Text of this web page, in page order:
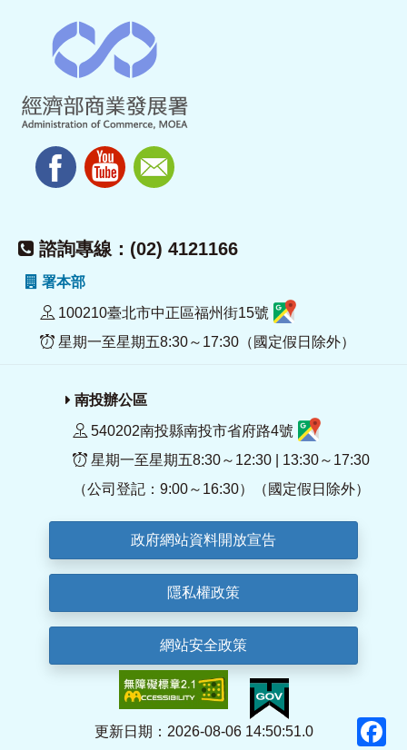
諮詢專線：(02) 4121166
署本部
100210臺北市中正區福州街15號
星期一至星期五8:30～17:30（國定假日除外）
南投辦公區
540202南投縣南投市省府路4號
星期一至星期五8:30～12:30 | 13:30～17:30
（公司登記：9:00～16:30）（國定假日除外）
政府網站資料開放宣告
隱私權政策
網站安全政策
更新日期：2026-08-06 14:50:51.0